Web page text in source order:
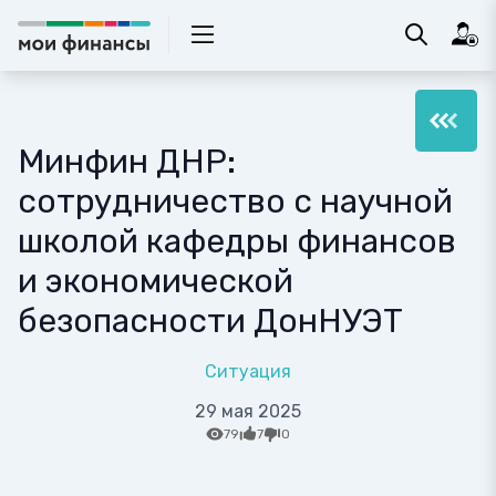
Минфин ДНР:
сотрудничество с научной
школой кафедры финансов
и экономической
безопасности ДонНУЭТ
Ситуация
29 мая 2025
79 7 0